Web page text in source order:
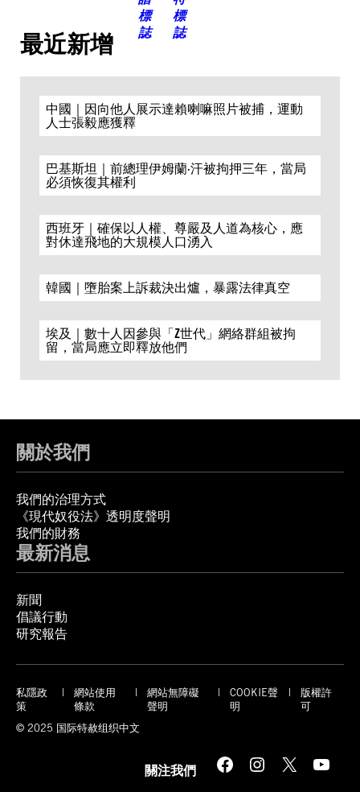
最近新增
中國｜因向他人展示達賴喇嘛照片被捕，運動
人士張毅應獲釋
巴基斯坦｜前總理伊姆蘭·汗被拘押三年，當局
必須恢復其權利
西班牙｜確保以人權、尊嚴及人道為核心，應
對休達飛地的大規模人口湧入
韓國｜墮胎案上訴裁決出爐，暴露法律真空
埃及｜數十人因參與「Z世代」網絡群組被拘
留，當局應立即釋放他們
關於我們
我們的治理方式
《現代奴役法》透明度聲明
我們的財務
最新消息
新聞
倡議行動
研究報告
私隱政
策
網站使用
條款
網站無障礙
聲明
COOKIE聲
明
版權許
可
© 2025 国际特赦组织中文
關注我們 Facebook Instagram X YouTube